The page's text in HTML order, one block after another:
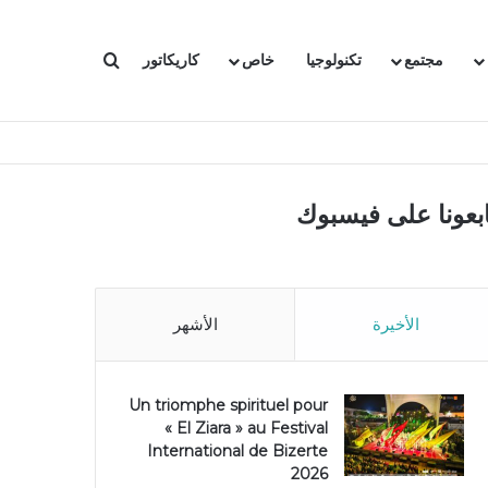
مجتمع تكنولوجيا خاص كاريكاتور بحث عن
على فيسبوك
الأخيرة الأشهر
Un triomphe spirituel pour
« El Ziara » au Festival
International de Bizerte
2026